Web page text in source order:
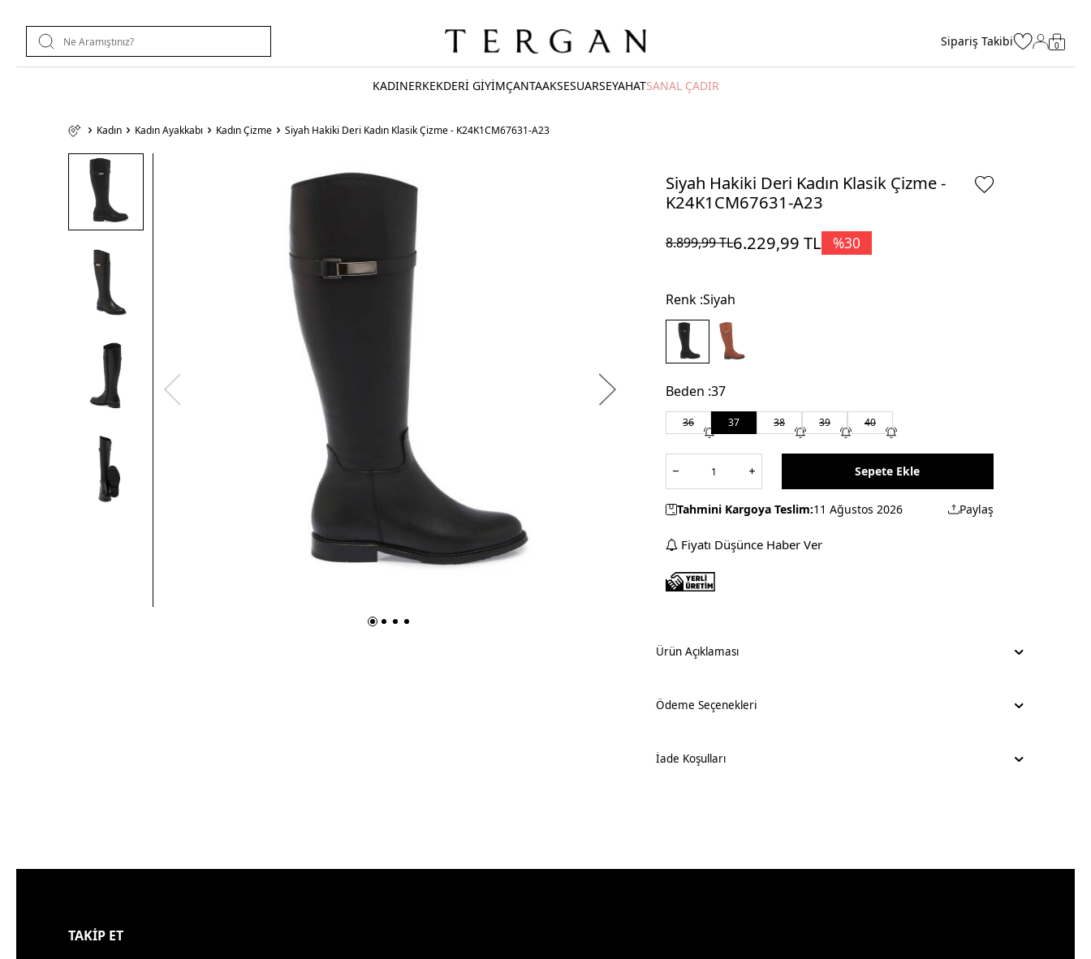
Sipariş Takibi 0
KADINERKEKDERİ GİYİMÇANTAAKSESUARSEYAHATSANAL ÇADIR
Kadın Kadın Ayakkabı Kadın Çizme Siyah Hakiki Deri Kadın Klasik Çizme - K24K1CM67631-A23
Siyah Hakiki Deri Kadın Klasik Çizme -
K24K1CM67631-A23
8.899,99TL6.229,99 TL %30
Renk :Siyah
Beden :37
36 37 38 39 40
Sepete Ekle
Tahmini Kargoya Teslim:11 Ağustos 2026 Paylaş
Fiyatı Düşünce Haber Ver
Ürün Açıklaması
Ödeme Seçenekleri
İade Koşulları
TAKİP ET